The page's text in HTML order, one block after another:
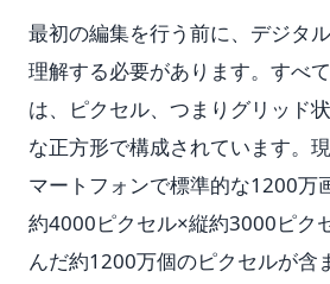
最初の編集を行う前に、デジタ
理解する必要があります。すべ
は、ピクセル、つまりグリッド
な正方形で構成されています。
マートフォンで標準的な1200万
約4000ピクセル×縦約3000ピク
んだ約1200万個のピクセルが含